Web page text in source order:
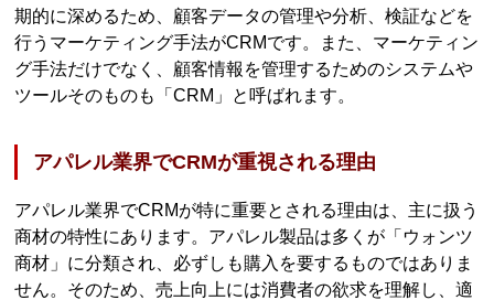
期的に深めるため、顧客データの管理や分析、検証などを
行うマーケティング手法がCRMです。また、マーケティン
グ手法だけでなく、顧客情報を管理するためのシステムや
ツールそのものも「CRM」と呼ばれます。
アパレル業界でCRMが重視される理由
アパレル業界でCRMが特に重要とされる理由は、主に扱う
商材の特性にあります。アパレル製品は多くが「ウォンツ
商材」に分類され、必ずしも購入を要するものではありま
せん。そのため、売上向上には消費者の欲求を理解し、適